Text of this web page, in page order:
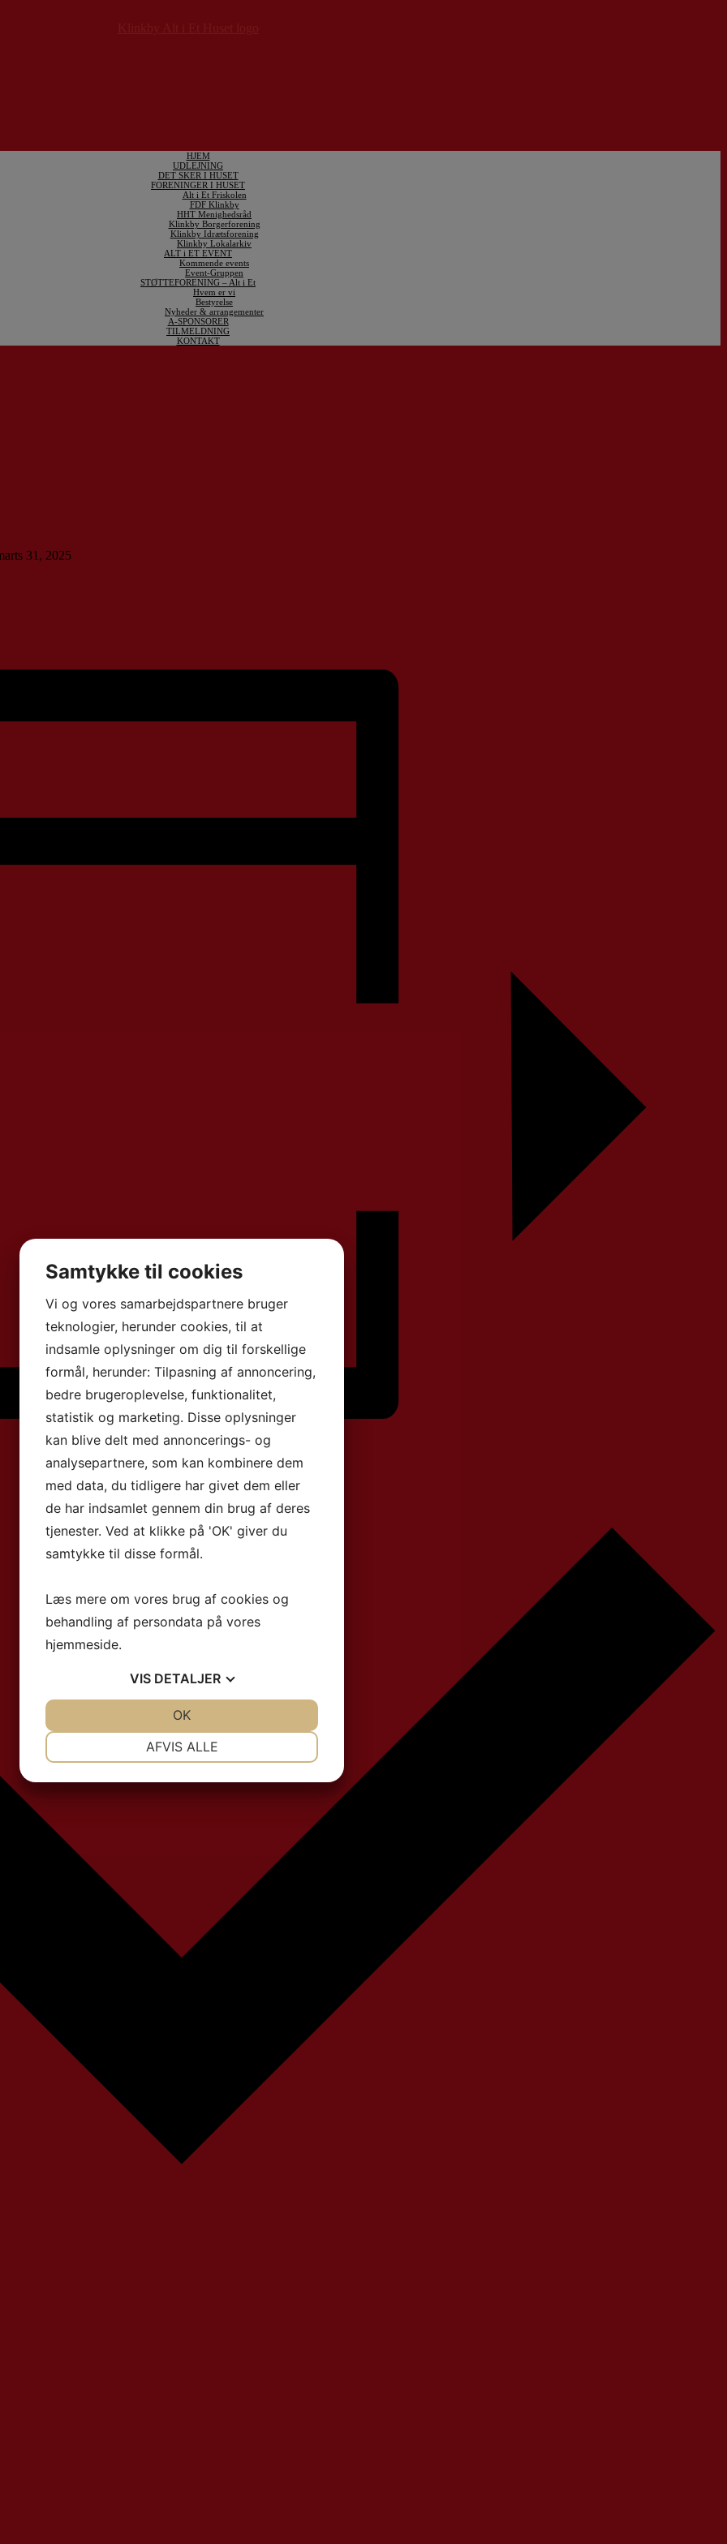
HJEM
UDLEJNING
DET SKER I HUSET
FORENINGER I HUSET
Alt i Et Friskolen
FDF Klinkby
HHT Menighedsråd
Klinkby Borgerforening
Klinkby Idrætsforening
Klinkby Lokalarkiv
ALT i ET EVENT
Kommende events
Event-Gruppen
STØTTEFORENING – Alt i Et
Hvem er vi
Bestyrelse
Nyheder & arrangementer
A-SPONSORER
TILMELDNING
KONTAKT
31, 2025
Samtykke til cookies
Vi og vores samarbejdspartnere bruger
teknologier, herunder cookies, til at
indsamle oplysninger om dig til forskellige
formål, herunder: Tilpasning af annoncering,
bedre brugeroplevelse, funktionalitet,
statistik og marketing. Disse oplysninger
kan blive delt med annoncerings- og
analysepartnere, som kan kombinere dem
med data, du tidligere har givet dem eller
de har indsamlet gennem din brug af deres
tjenester. Ved at klikke på 'OK' giver du
samtykke til disse formål.
Læs mere om vores brug af cookies og
behandling af persondata på vores
hjemmeside.
VIS DETALJER
AFVIS ALLE
OK